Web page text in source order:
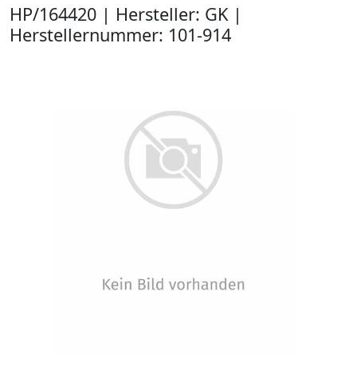
HP/164420 | Hersteller: GK |
Herstellernummer: 101-914